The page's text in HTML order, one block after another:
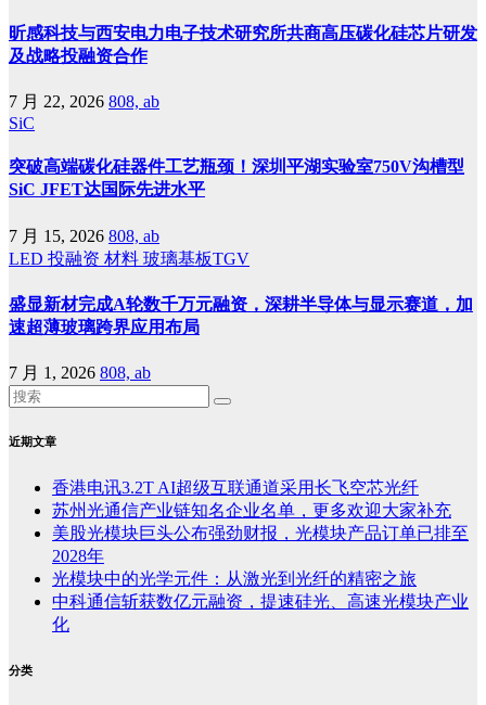
昕感科技与西安电力电子技术研究所共商高压碳化硅芯片研发
及战略投融资合作
7 月 22, 2026 808, ab
SiC
突破高端碳化硅器件工艺瓶颈！深圳平湖实验室750V沟槽型
SiC JFET达国际先进水平
7 月 15, 2026 808, ab
LED 投融资 材料 玻璃基板TGV
盛显新材完成A轮数千万元融资，深耕半导体与显示赛道，加
速超薄玻璃跨界应用布局
7 月 1, 2026 808, ab
近期文章
香港电讯3.2T AI超级互联通道采用长飞空芯光纤
苏州光通信产业链知名企业名单，更多欢迎大家补充
美股光模块巨头公布强劲财报，光模块产品订单已排至
2028年
光模块中的光学元件：从激光到光纤的精密之旅
中科通信斩获数亿元融资，提速硅光、高速光模块产业
化
分类